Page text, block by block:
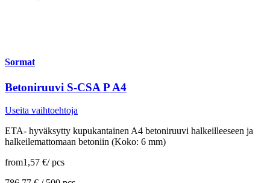
Sormat
Betoniruuvi S-CSA P A4
Useita vaihtoehtoja
ETA- hyväksytty kupukantainen A4 betoniruuvi halkeilleeseen ja
halkeilemattomaan betoniin (Koko: 6 mm)
from1,57 €/ pcs